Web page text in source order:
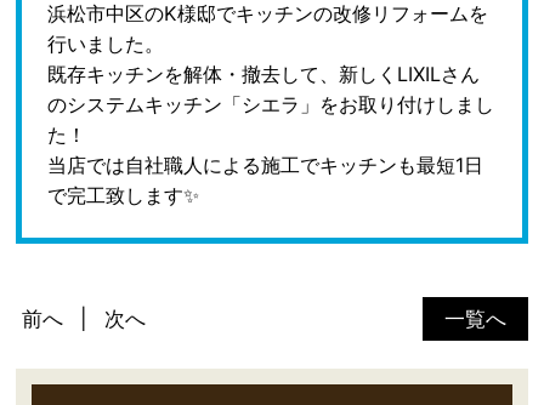
浜松市中区のK様邸でキッチンの改修リフォームを
行いました。
既存キッチンを解体・撤去して、新しくLIXILさん
のシステムキッチン「シエラ」をお取り付けしまし
た！
当店では自社職人による施工でキッチンも最短1日
で完工致します✨
一覧へ
前へ 次へ